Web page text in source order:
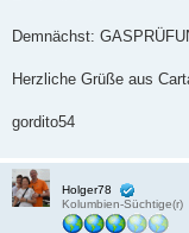
Demnächst:
Herzliche Grüße aus
gordito54
Holger78
Kolumbien-Süchtige(r)